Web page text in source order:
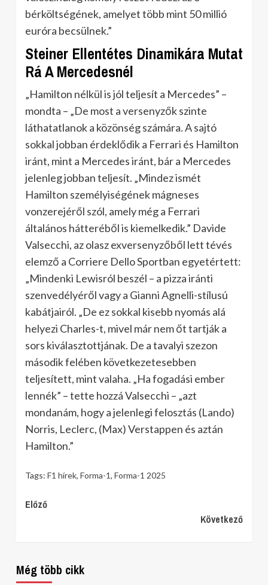
bérköltségének, amelyet több mint 50 millió
euróra becsülnek.”
Steiner Ellentétes Dinamikára Mutat
Rá A Mercedesnél
„Hamilton nélkül is jól teljesít a Mercedes” –
mondta – „De most a versenyzők szinte
láthatatlanok a közönség számára. A sajtó
sokkal jobban érdeklődik a Ferrari és Hamilton
iránt, mint a Mercedes iránt, bár a Mercedes
jelenleg jobban teljesít. „Mindez ismét
Hamilton személyiségének mágneses
vonzerejéről szól, amely még a Ferrari
általános hátteréből is kiemelkedik.” Davide
Valsecchi, az olasz exversenyzőből lett tévés
elemző a Corriere Dello Sportban egyetértett:
„Mindenki Lewisról beszél – a pizza iránti
szenvedélyéről vagy a Gianni Agnelli-stílusú
kabátjairól. „De ez sokkal kisebb nyomás alá
helyezi Charles-t, mivel már nem őt tartják a
sors kiválasztottjának. De a tavalyi szezon
második felében következetesebben
teljesített, mint valaha. „Ha fogadási ember
lennék” – tette hozzá Valsecchi – „azt
mondanám, hogy a jelenlegi felosztás (Lando)
Norris, Leclerc, (Max) Verstappen és aztán
Hamilton.”
Tags: F1 hírek, Forma-1, Forma-1 2025
Continue
Előző
Következő
Még több cikk